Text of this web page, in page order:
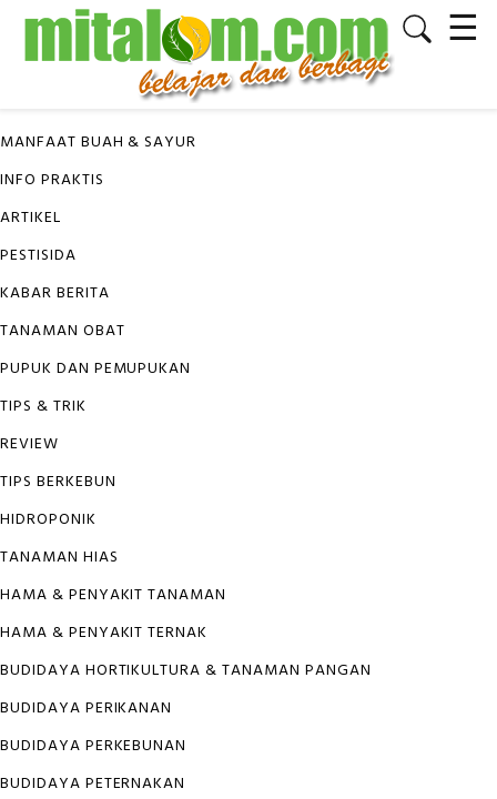
☰
✕
MANFAAT BUAH & SAYUR
INFO PRAKTIS
ARTIKEL
PESTISIDA
KABAR BERITA
TANAMAN OBAT
PUPUK DAN PEMUPUKAN
TIPS & TRIK
REVIEW
TIPS BERKEBUN
HIDROPONIK
TANAMAN HIAS
HAMA & PENYAKIT TANAMAN
HAMA & PENYAKIT TERNAK
BUDIDAYA HORTIKULTURA & TANAMAN PANGAN
BUDIDAYA PERIKANAN
BUDIDAYA PERKEBUNAN
BUDIDAYA PETERNAKAN